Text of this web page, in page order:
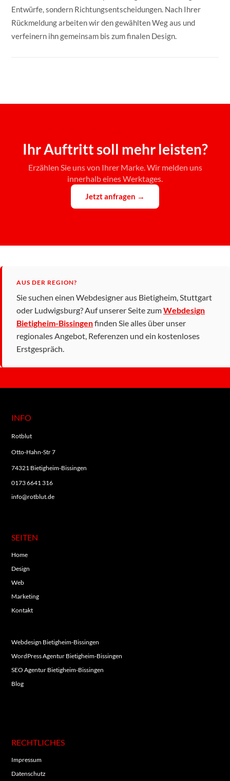
Entwürfe, sondern Richtungsentscheidungen. Nach Ihrer
Rückmeldung arbeiten wir den gewählten Weg aus und
verfeinern ihn gemeinsam bis zum finalen Design.
Ihr Auftritt soll mehr leisten?
Erzählen Sie uns von Ihrer Marke. Wir melden uns
innerhalb eines Werktages.
Jetzt anfragen →
AUS DER REGION?
Sie suchen einen Webdesigner aus Bietigheim, Stuttgart
oder Ludwigsburg? Auf unserer Seite zumWebdesign
Bietigheim-Bissingenfinden Sie alles über unser
regionales Angebot, Referenzen und ein kostenloses
Erstgespräch.
INFO
Rotblut
Otto-Hahn-Str 7
74321 Bietigheim-Bissingen
0173 6641 316
info@rotblut.de
SEITEN
Home
Design
Web
Marketing
Kontakt
Webdesign Bietigheim-Bissingen
WordPress Agentur Bietigheim-Bissingen
SEO Agentur Bietigheim-Bissingen
Blog
RECHTLICHES
Impressum
Datenschutz